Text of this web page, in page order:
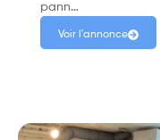
pann…
Voir l'annonce